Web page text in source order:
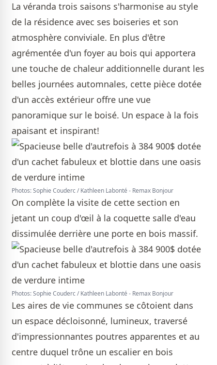
La véranda trois saisons s'harmonise au style
de la résidence avec ses boiseries et son
atmosphère conviviale. En plus d'être
agrémentée d'un foyer au bois qui apportera
une touche de chaleur additionnelle durant les
belles journées automnales, cette pièce dotée
d'un accès extérieur offre une vue
panoramique sur le boisé. Un espace à la fois
apaisant et inspirant!
Photos: Sophie Couderc / Kathleen Labonté - Remax Bonjour
On complète la visite de cette section en
jetant un coup d'œil à la coquette salle d'eau
dissimulée derrière une porte en bois massif.
Photos: Sophie Couderc / Kathleen Labonté - Remax Bonjour
Les aires de vie communes se côtoient dans
un espace décloisonné, lumineux, traversé
d'impressionnantes poutres apparentes et au
centre duquel trône un escalier en bois